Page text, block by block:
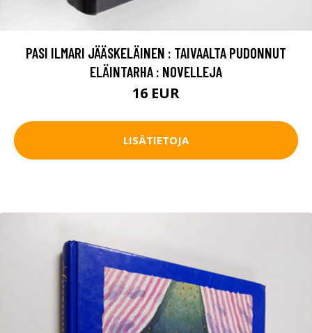
PASI ILMARI JÄÄSKELÄINEN : TAIVAALTA PUDONNUT
ELÄINTARHA : NOVELLEJA
16 EUR
LISÄTIETOJA